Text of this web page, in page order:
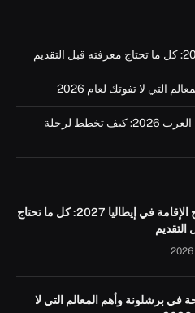
التي لا تفوتك لعام 2026
دليل السياحة في الهند للمسافرين العرب 2026: كيف تخطط لرحلة
دليل تصريح الإقامة في إيطاليا 2027: كل ما تحتاج
التقديم
في برشلونة وأهم المعالم التي لا